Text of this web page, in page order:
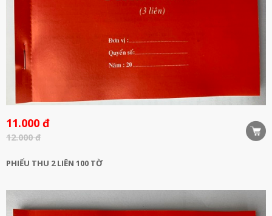
11.000 đ
12.000 đ
PHIẾU THU 2 LIÊN 100 TỜ